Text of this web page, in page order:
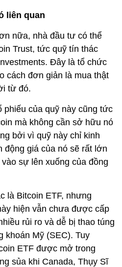
liên quan
nữa, nhà đầu tư có thể
Trust, tức quỹ tín thác
Đây là tổ chức
cách đơn giản là mua thật
từ đó.
phiếu của quỹ này cũng tức
mà không cần sở hữu nó
bởi vì quỹ này chỉ kinh
động giá của nó sẽ rất lớn
sự lên xuống của đồng
là Bitcoin ETF, nhưng
hiện vẫn chưa được cấp
rủi ro và dễ bị thao túng
khoán Mỹ (SEC). Tuy
ETF được mở trong
sủa khi Canada, Thụy Sĩ